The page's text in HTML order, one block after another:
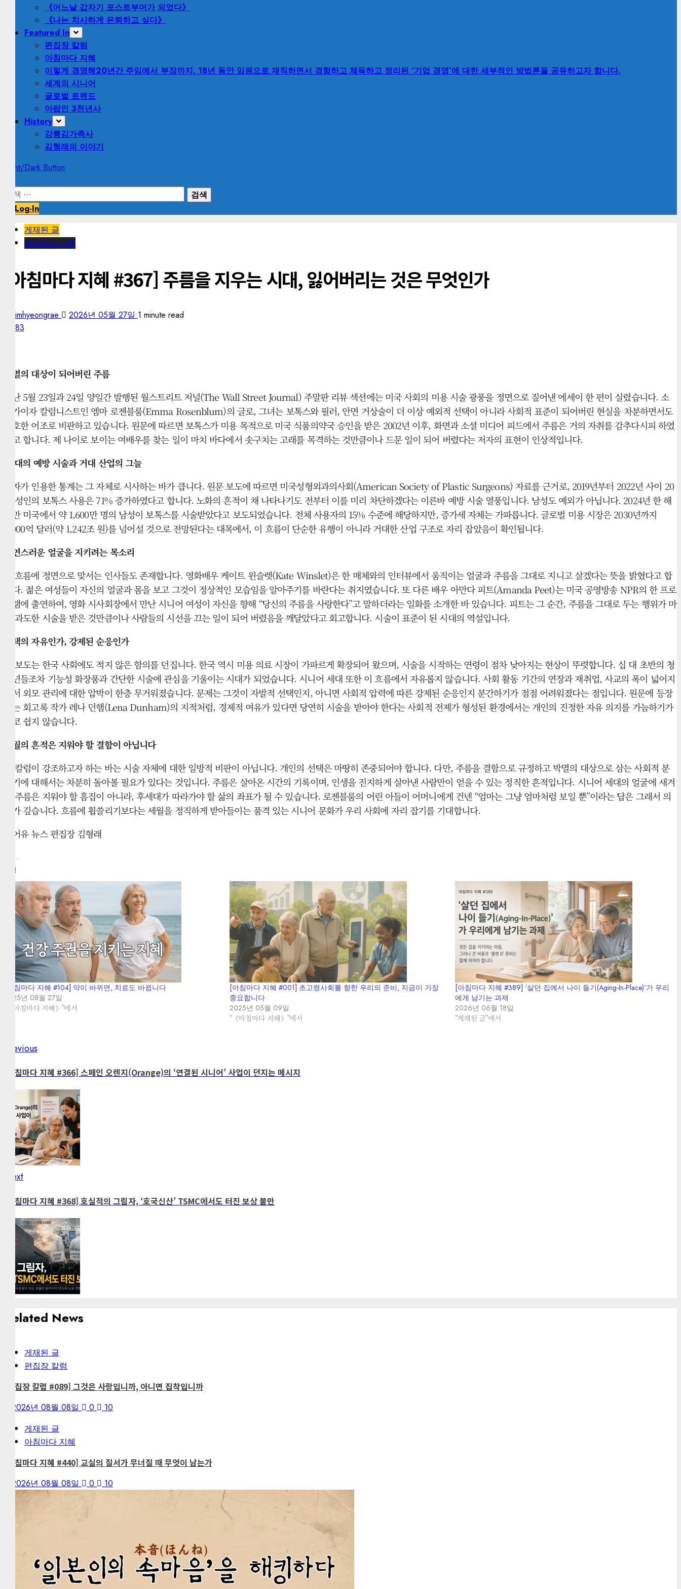
《어느날 갑자기 포스트부머가 되었다》
《나는 치사하게 은퇴하고 싶다》
Featured In
편집장 칼럼
아침마다 지혜
이렇게 경영해20년간 주임에서 부장까지, 18년 동안 임원으로 재직하면서 경험하고 체득하고 정리된 ‘기업 경영’에 대한 세부적인 방법론을 공유하고자 합니다.
세계의 시니어
글로벌 트렌드
아랍인 3천년사
History
강릉김가족사
김형래의 이야기
Light/Dark Button
Log-In
게재된 글
아침마다 지혜
[아침마다 지혜 #367] 주름을 지우는 시대, 잃어버리는 것은 무엇인가
kimhyeongrae 2026년 05월 27일 1 minute read
183
박멸의 대상이 되어버린 주름
지난 5월 23일과 24일 양일간 발행된 월스트리트 저널(The Wall Street Journal) 주말판 리뷰 섹션에는 미국 사회의 미용 시술 광풍을 정면으로 짚어낸 에세이 한 편이 실렸습니다. 소
설가이자 칼럼니스트인 엠마 로젠블룸(Emma Rosenblum)의 글로, 그녀는 보톡스와 필러, 안면 거상술이 더 이상 예외적 선택이 아니라 사회적 표준이 되어버린 현실을 차분하면서도
단호한 어조로 비판하고 있습니다. 원문에 따르면 보톡스가 미용 목적으로 미국 식품의약국 승인을 받은 2002년 이후, 화면과 소셜 미디어 피드에서 주름은 거의 자취를 감추다시피 하였
다고 합니다. 제 나이로 보이는 여배우를 찾는 일이 마치 바다에서 솟구치는 고래를 목격하는 것만큼이나 드문 일이 되어 버렸다는 저자의 표현이 인상적입니다.
20대의 예방 시술과 거대 산업의 그늘
저자가 인용한 통계는 그 자체로 시사하는 바가 큽니다. 원문 보도에 따르면 미국성형외과의사회(American Society of Plastic Surgeons) 자료를 근거로, 2019년부터 2022년 사이 20
대 성인의 보톡스 사용은 71% 증가하였다고 합니다. 노화의 흔적이 채 나타나기도 전부터 이를 미리 차단하겠다는 이른바 예방 시술 열풍입니다. 남성도 예외가 아닙니다. 2024년 한 해
에만 미국에서 약 1,600만 명의 남성이 보톡스를 시술받았다고 보도되었습니다. 전체 사용자의 15% 수준에 해당하지만, 증가세 자체는 가파릅니다. 글로벌 미용 시장은 2030년까지
9,000억 달러(약 1,242조 원)를 넘어설 것으로 전망된다는 대목에서, 이 흐름이 단순한 유행이 아니라 거대한 산업 구조로 자리 잡았음이 확인됩니다.
자연스러운 얼굴을 지키려는 목소리
이 흐름에 정면으로 맞서는 인사들도 존재합니다. 영화배우 케이트 윈슬렛(Kate Winslet)은 한 매체와의 인터뷰에서 움직이는 얼굴과 주름을 그대로 지니고 살겠다는 뜻을 밝혔다고 합
니다. 젊은 여성들이 자신의 얼굴과 몸을 보고 그것이 정상적인 모습임을 알아주기를 바란다는 취지였습니다. 또 다른 배우 아만다 피트(Amanda Peet)는 미국 공영방송 NPR의 한 프로
그램에 출연하여, 영화 시사회장에서 만난 시니어 여성이 자신을 향해 “당신의 주름을 사랑한다”고 말하더라는 일화를 소개한 바 있습니다. 피트는 그 순간, 주름을 그대로 두는 행위가 마
치 과도한 시술을 받은 것만큼이나 사람들의 시선을 끄는 일이 되어 버렸음을 깨달았다고 회고합니다. 시술이 표준이 된 시대의 역설입니다.
선택의 자유인가, 강제된 순응인가
이 보도는 한국 사회에도 적지 않은 함의를 던집니다. 한국 역시 미용 의료 시장이 가파르게 확장되어 왔으며, 시술을 시작하는 연령이 점차 낮아지는 현상이 뚜렷합니다. 십 대 초반의 청
소년들조차 기능성 화장품과 간단한 시술에 관심을 기울이는 시대가 되었습니다. 시니어 세대 또한 이 흐름에서 자유롭지 않습니다. 사회 활동 기간의 연장과 재취업, 사교의 폭이 넓어지
면서 외모 관리에 대한 압박이 한층 무거워졌습니다. 문제는 그것이 자발적 선택인지, 아니면 사회적 압력에 따른 강제된 순응인지 분간하기가 점점 어려워졌다는 점입니다. 원문에 등장
하는 회고록 작가 레나 던햄(Lena Dunham)의 지적처럼, 경제적 여유가 있다면 당연히 시술을 받아야 한다는 사회적 전제가 형성된 환경에서는 개인의 진정한 자유 의지를 가늠하기가
결코 쉽지 않습니다.
세월의 흔적은 지워야 할 결함이 아닙니다
본 칼럼이 강조하고자 하는 바는 시술 자체에 대한 일방적 비판이 아닙니다. 개인의 선택은 마땅히 존중되어야 합니다. 다만, 주름을 결함으로 규정하고 박멸의 대상으로 삼는 사회적 분
위기에 대해서는 차분히 돌아볼 필요가 있다는 것입니다. 주름은 살아온 시간의 기록이며, 인생을 진지하게 살아낸 사람만이 얻을 수 있는 정직한 흔적입니다. 시니어 세대의 얼굴에 새겨
진 주름은 지워야 할 흠집이 아니라, 후세대가 따라가야 할 삶의 좌표가 될 수 있습니다. 로젠블룸의 어린 아들이 어머니에게 건넨 “엄마는 그냥 엄마처럼 보일 뿐”이라는 답은 그래서 의
미가 깊습니다. 흐름에 휩쓸리기보다는 세월을 정직하게 받아들이는 품격 있는 시니어 문화가 우리 사회에 자리 잡기를 기대합니다.
캐어유 뉴스 편집장 김형래
관련
[아침마다 지혜 #104] 약이 바뀌면, 치료도 바뀝니다
2025년 08월 27일
"《아침마다 지혜》"에서
[아침마다 지혜 #001] 초고령사회를 향한 우리의 준비, 지금이 가장
중요합니다
2025년 05월 09일
"《아침마다 지혜》"에서
[아침마다 지혜 #389] ‘살던 집에서 나이 들기(Aging-In-Place)’가 우리
에게 남기는 과제
2026년 06월 18일
"게재된 글"에서
Post
navigation
Previous
[아침마다 지혜 #366] 스페인 오렌지(Orange)의 ‘연결된 시니어’ 사업이 던지는 메시지
NextNext
[아침마다 지혜 #368] 호실적의 그림자, ‘호국신산’ TSMC에서도 터진 보상 불만
Related News
게재된 글
편집장 칼럼
[편집장 칼럼 #089] 그것은 사랑입니까, 아니면 집착입니까
2026년 08월 08일 0
10
게재된 글
아침마다 지혜
[아침마다 지혜 #440] 교실의 질서가 무너질 때 무엇이 남는가
2026년 08월 08일 0 10